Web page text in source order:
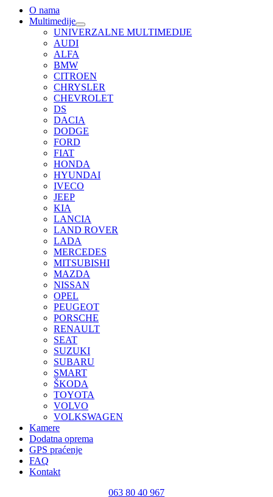
O nama
Multimedije
UNIVERZALNE MULTIMEDIJE
AUDI
ALFA
BMW
CITROEN
CHRYSLER
CHEVROLET
DS
DACIA
DODGE
FORD
FIAT
HONDA
HYUNDAI
IVECO
JEEP
KIA
LANCIA
LAND ROVER
LADA
MERCEDES
MITSUBISHI
MAZDA
NISSAN
OPEL
PEUGEOT
PORSCHE
RENAULT
SEAT
SUZUKI
SUBARU
SMART
ŠKODA
TOYOTA
VOLVO
VOLKSWAGEN
Kamere
Dodatna oprema
GPS praćenje
FAQ
Kontakt
063 80 40 967